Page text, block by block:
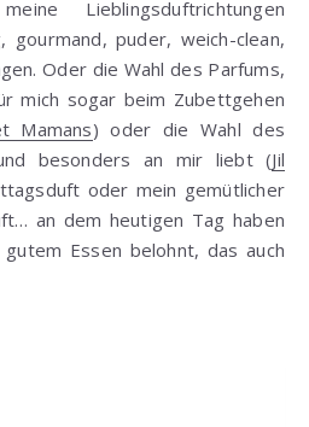
Lieblingsduftrichtungen
gourmand, puder, weich-clean,
Oder die Wahl des Parfums,
mich sogar beim Zubettgehen
Mamans) oder die Wahl des
besonders an mir liebt (Jil
oder mein gemütlicher
an dem heutigen Tag haben
Essen belohnt, das auch